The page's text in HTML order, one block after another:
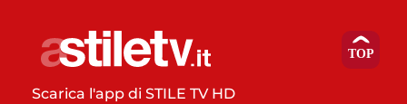
Scarica l'app di STILE TV HD